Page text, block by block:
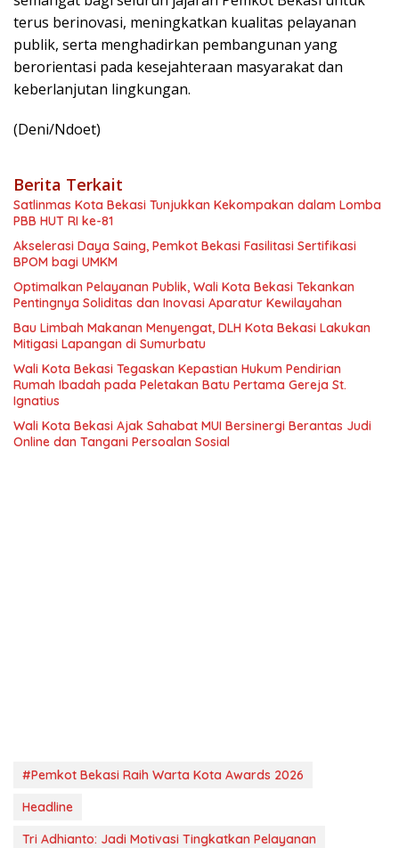
terus berinovasi, meningkatkan kualitas pelayanan
publik, serta menghadirkan pembangunan yang
berorientasi pada kesejahteraan masyarakat dan
keberlanjutan lingkungan.
(Deni/Ndoet)
Berita Terkait
Satlinmas Kota Bekasi Tunjukkan Kekompakan dalam Lomba
PBB HUT RI ke-81
Akselerasi Daya Saing, Pemkot Bekasi Fasilitasi Sertifikasi
BPOM bagi UMKM
Optimalkan Pelayanan Publik, Wali Kota Bekasi Tekankan
Pentingnya Soliditas dan Inovasi Aparatur Kewilayahan
Bau Limbah Makanan Menyengat, DLH Kota Bekasi Lakukan
Mitigasi Lapangan di Sumurbatu
Wali Kota Bekasi Tegaskan Kepastian Hukum Pendirian
Rumah Ibadah pada Peletakan Batu Pertama Gereja St.
Ignatius
Wali Kota Bekasi Ajak Sahabat MUI Bersinergi Berantas Judi
Online dan Tangani Persoalan Sosial
#Pemkot Bekasi Raih Warta Kota Awards 2026
Headline
Tri Adhianto: Jadi Motivasi Tingkatkan Pelayanan